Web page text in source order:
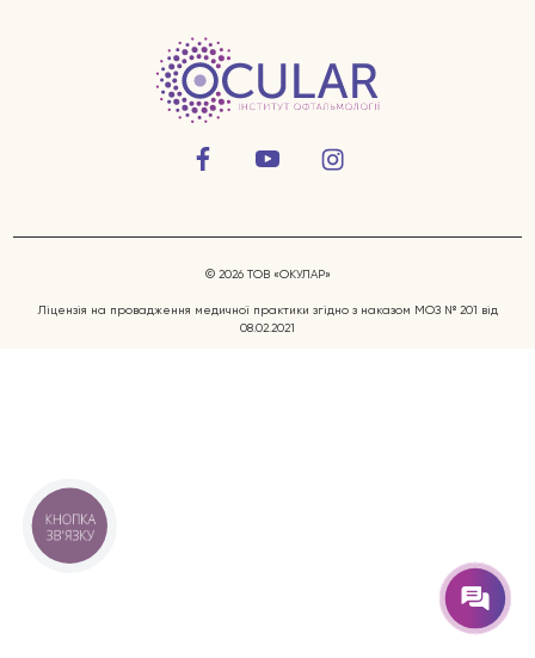
© 2026 ТОВ «ОКУЛАР»
Ліцензія на провадження медичної практики згідно з наказом МОЗ № 201 від
08.02.2021
КНОПКА
ЗВ'ЯЗКУ